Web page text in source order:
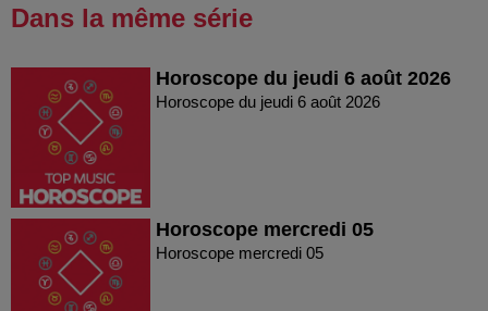
Dans la même série
Horoscope du jeudi 6 août 2026
Horoscope du jeudi 6 août 2026
Horoscope mercredi 05
Horoscope mercredi 05